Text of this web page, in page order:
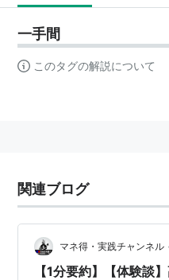
一手間
このタグの解説について
関連ブログ
マネ得・実践チャンネル
【1分要約】【体験談